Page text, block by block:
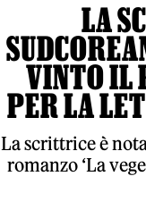
LA
VINTO IL
PER LA
La scrittrice è
romanzo ‘La